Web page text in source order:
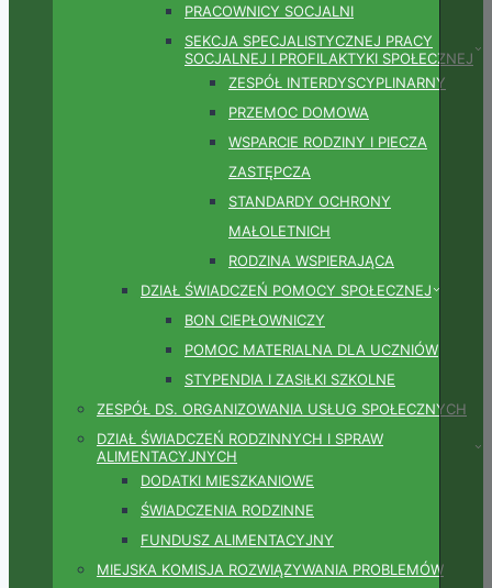
PRACOWNICY SOCJALNI
SEKCJA SPECJALISTYCZNEJ PRACY
SOCJALNEJ I PROFILAKTYKI SPOŁECZNEJ
ZESPÓŁ INTERDYSCYPLINARNY
PRZEMOC DOMOWA
WSPARCIE RODZINY I PIECZA
ZASTĘPCZA
STANDARDY OCHRONY
MAŁOLETNICH
RODZINA WSPIERAJĄCA
DZIAŁ ŚWIADCZEŃ POMOCY SPOŁECZNEJ
BON CIEPŁOWNICZY
POMOC MATERIALNA DLA UCZNIÓW
STYPENDIA I ZASIŁKI SZKOLNE
ZESPÓŁ DS. ORGANIZOWANIA USŁUG SPOŁECZNYCH
DZIAŁ ŚWIADCZEŃ RODZINNYCH I SPRAW
ALIMENTACYJNYCH
DODATKI MIESZKANIOWE
ŚWIADCZENIA RODZINNE
FUNDUSZ ALIMENTACYJNY
MIEJSKA KOMISJA ROZWIĄZYWANIA PROBLEMÓW